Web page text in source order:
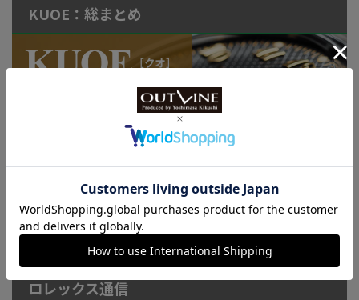
KUOE：総まとめ
ロレックス通信